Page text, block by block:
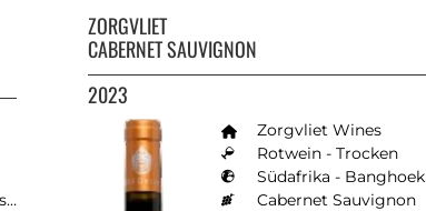
Südafrika - Banghoek-Stellenbosch
ZORGVLIET
CABERNET SAUVIGNON
2023
Zorgvliet Wines
Rotwein - Trocken
Südafrika - Banghoek
Cabernet Sauvignon